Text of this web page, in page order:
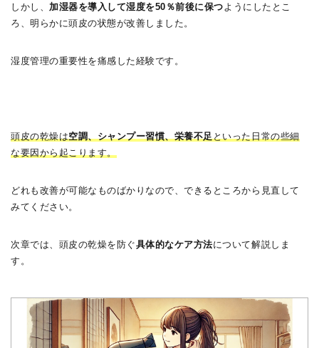
しかし、加湿器を導入して湿度を50％前後に保つ ようにしたとこ
ろ、明らかに頭皮の状態が改善しました。
湿度管理の重要性を痛感した経験です。
頭皮の乾燥は空調、シャンプー習慣、栄養不足 といった日常の些細
な要因から起こります。
どれも改善が可能なものばかりなので、できるところから見直して
みてください。
次章では、頭皮の乾燥を防ぐ具体的なケア方法について解説しま
す。